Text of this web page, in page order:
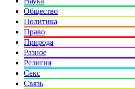
Общество
Политика
Право
Природа
Разное
Религия
Секс
Связь